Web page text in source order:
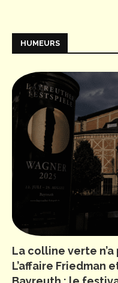
HUMEURS
La colline verte
L’affaire Friedman